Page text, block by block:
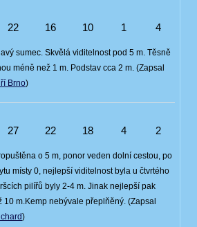
22 16 10 1 4
sumec. Skvělá viditelnost pod 5 m. Těsně
méně než 1 m. Podstav cca 2 m. (Zapsal
Brno)
27 22 18 4 2
o 5 m, ponor veden dolní cestou, po
místy 0, nejlepší viditelnost byla u čtvrtého
pilířů byly 2-4 m. Jinak nejlepší pak
10 m.Kemp nebývale přeplňěný. (Zapsal
)